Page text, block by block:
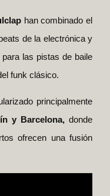
han combinado el
de la electrónica y
las pistas de baile
funk clásico.
principalmente
y Barcelona, donde
ofrecen una fusión